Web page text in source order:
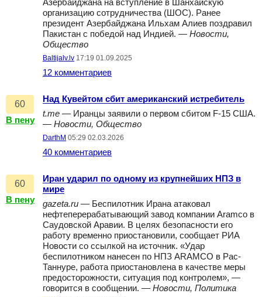
Азербайджана на вступление в Шанхайскую
организацию сотрудничества (ШОС). Ранее
президент Азербайджана Ильхам Алиев поздравил
Пакистан с победой над Индией. — Новости,
Общество
Baltijalv.lv 17:19 01.09.2025
12 комментариев
60
В пену
Над Кувейтом сбит американский истребитель
t.me — Иранцы заявили о первом сбитом F-15 США.
— Новости, Общество
DarthM 05:29 02.03.2026
40 комментариев
60
В пену
Иран ударил по одному из крупнейших НПЗ в
мире
gazeta.ru — Беспилотник Ирана атаковал
нефтеперерабатывающий завод компании Aramco в
Саудовской Аравии. В целях безопасности его
работу временно приостановили, сообщает РИА
Новости со ссылкой на источник. «Удар
беспилотником нанесен по НПЗ ARAMCO в Рас-
Таннуре, работа приостановлена в качестве меры
предосторожности, ситуация под контролем», —
говорится в сообщении. — Новости, Политика